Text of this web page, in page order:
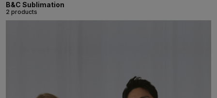
B&C Sublimation
2 products